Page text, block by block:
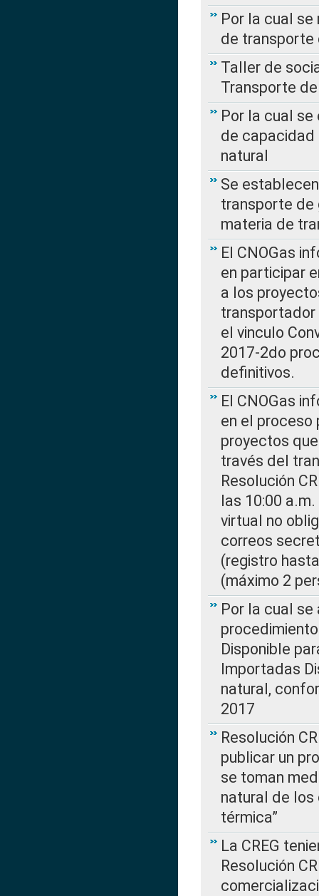
Por la cual
de transporte
Taller de
Transporte
Por la cual
de capacidad
natural
Se
transporte de
materia de
El CNOGas
en participar
a los
transportador
el vinculo
2017-2do
definitivos.
El CNOGas
en el proceso
proyectos
través del
Resolución
las 10:00
virtual no
correos
(registro
(máximo 2
Por la cual
Disponible
Importadas
natural,
2017
Resolución
publicar un
se toman
natural de los
térmica”
La CREG
Resolución